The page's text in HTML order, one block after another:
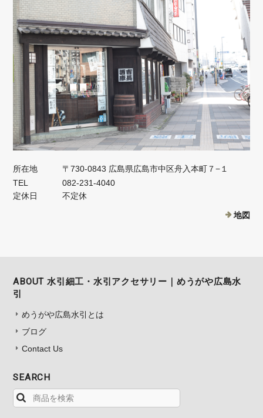
所在地
〒730-0843 広島県広島市中区舟入本町７−１
TEL
082-231-4040
定休日
不定休
地図
ABOUT 水引細工・水引アクセサリー｜めうがや広島水
引
めうがや広島水引とは
ブログ
Contact Us
SEARCH